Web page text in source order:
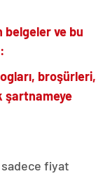
ve bu
broşürleri,
şartnameye
sadece fiyat